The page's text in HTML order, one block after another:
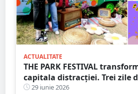
ACTUALITATE
THE PARK FESTIVAL
capitala distracției. Trei zile
petreceri și atmosferă de
29 iunie 2026